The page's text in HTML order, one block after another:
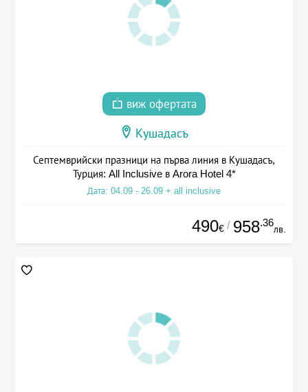
виж офертата
Кушадасъ
Септемврийски празници на първа линия в Кушадасъ,
Турция: All Inclusive в Arora Hotel 4*
Дата: 04.09 - 26.09 + all inclusive
490€ / 958.36
лв.